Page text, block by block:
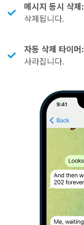
메시지 동시 삭제:
삭제됩니다.
자동 삭제 타이머:
사라집니다.